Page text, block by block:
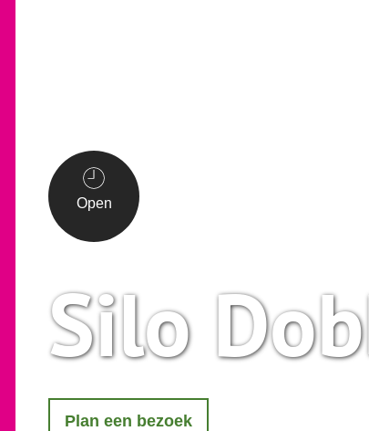
Open
Silo
Plan een bezoek